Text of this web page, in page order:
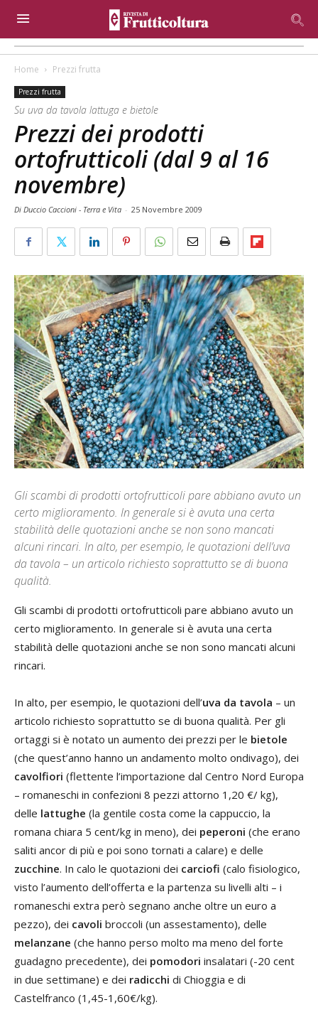
Home Prezzi frutta
Prezzi frutta
Su uva da tavola lattuga e bietole
Prezzi dei prodotti
ortofrutticoli (dal 9 al 16
novembre)
Di Duccio Caccioni - Terra e Vita - 25 Novembre 2009
Gli scambi di prodotti ortofrutticoli pare abbiano avuto un
certo miglioramento. In generale si è avuta una certa
stabilità delle quotazioni anche se non sono mancati
alcuni rincari. In alto, per esempio, le quotazioni dell’uva
da tavola – un articolo richiesto soprattutto se di buona
qualità.
Gli scambi di prodotti ortofrutticoli pare abbiano avuto un
certo miglioramento. In generale si è avuta una certa
stabilità delle quotazioni anche se non sono mancati alcuni
rincari.
In alto, per esempio, le quotazioni dell’uva da tavola – un
articolo richiesto soprattutto se di buona qualità. Per gli
ortaggi si è notato un aumento dei prezzi per le bietole
(che quest’anno hanno un andamento molto ondivago), dei
cavolfiori (flettente l’importazione dal Centro Nord Europa
– romaneschi in confezioni 8 pezzi attorno 1,20 €/ kg),
delle lattughe (la gentile costa come la cappuccio, la
romana chiara 5 cent/kg in meno), dei peperoni (che erano
saliti ancor di più e poi sono tornati a calare) e delle
zucchine. In calo le quotazioni dei carciofi (calo fisiologico,
visto l’aumento dell’offerta e la partenza su livelli alti – i
romaneschi extra però segnano anche oltre un euro a
pezzo), dei cavoli broccoli (un assestamento), delle
melanzane (che hanno perso molto ma meno del forte
guadagno precedente), dei pomodori insalatari (-20 cent
in due settimane) e dei radicchi di Chioggia e di
Castelfranco (1,45-1,60€/kg).